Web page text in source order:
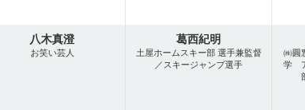
八木真澄
お笑い芸人
葛西紀明
土屋ホームスキー部 選手兼監督
／スキージャンプ選手
㈱圓
学